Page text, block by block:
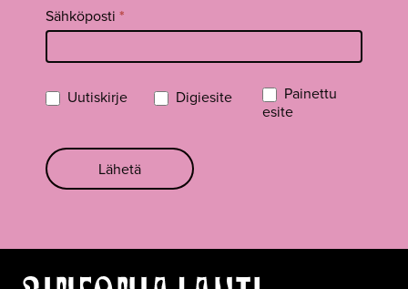
Sähköposti *
Uutiskirje Digiesite
Painettu
esite
Lähetä